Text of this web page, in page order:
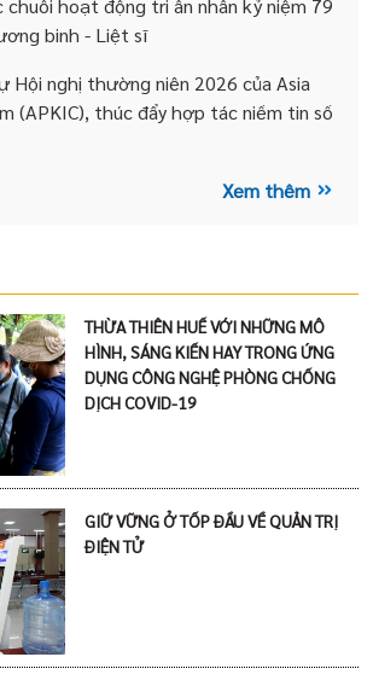
chuỗi hoạt động tri ân nhân kỷ niệm 79
binh - Liệt sĩ
Hội nghị thường niên 2026 của Asia
(APKIC), thúc đẩy hợp tác niềm tin số
Xem thêm
THỪA THIÊN HUẾ VỚI NHỮNG MÔ
HÌNH, SÁNG KIẾN HAY TRONG ỨNG
DỤNG CÔNG NGHỆ PHÒNG CHỐNG
DỊCH COVID-19
GIỮ VỮNG Ở TỐP ĐẦU VỀ QUẢN TRỊ
ĐIỆN TỬ